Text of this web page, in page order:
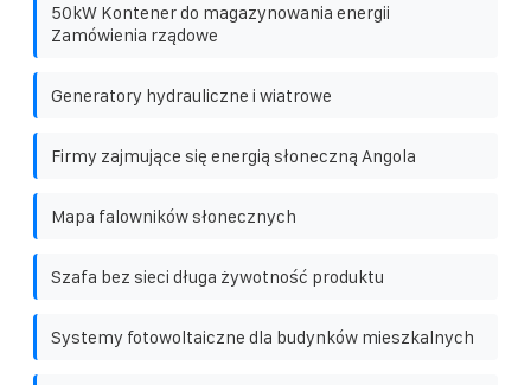
50kW Kontener do magazynowania energii
Zamówienia rządowe
Generatory hydrauliczne i wiatrowe
Firmy zajmujące się energią słoneczną Angola
Mapa falowników słonecznych
Szafa bez sieci długa żywotność produktu
Systemy fotowoltaiczne dla budynków mieszkalnych